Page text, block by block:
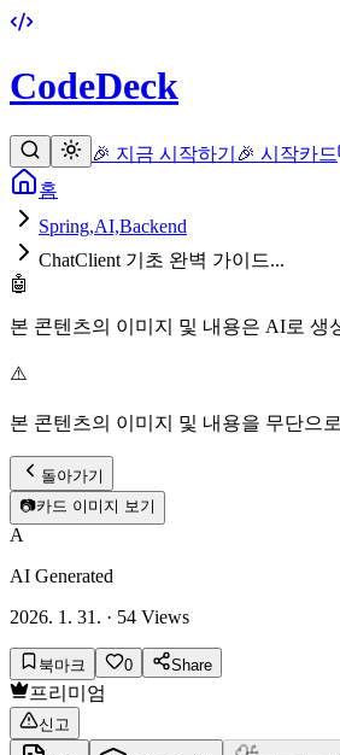
CodeDeck
🎉 지금 시작하기 🎉 시작카드
홈
Spring,AI,Backend
ChatClient 기초 완벽 가이드...
🤖
본 콘텐츠의 이미지 및 내용은 AI로 생
⚠️
본 콘텐츠의 이미지 및 내용을 무단으
돌아가기
📷카드 이미지 보기
A
AI Generated
2026. 1. 31. · 54 Views
북마크 0 Share
프리미엄
신고